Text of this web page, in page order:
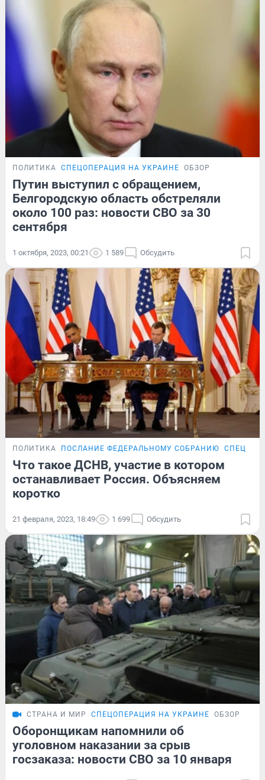
ПОЛИТИКА СПЕЦОПЕРАЦИЯ НА УКРАИНЕ ОБЗОР
Путин выступил с обращением,
Белгородскую область обстреляли
около 100 раз: новости СВО за 30
сентября
1 октября, 2023, 00:21 1 589 Обсудить
ПОЛИТИКА ПОСЛАНИЕ ФЕДЕРАЛЬНОМУ СОБРАНИЮ
Что такое ДСНВ, участие в котором
останавливает Россия. Объясняем
коротко
21 февраля, 2023, 18:49 1 699 Обсудить
СТРАНА И МИР СПЕЦОПЕРАЦИЯ НА УКРАИНЕ ОБЗОР
Оборонщикам напомнили об
уголовном наказании за срыв
госзаказа: новости СВО за 10 января